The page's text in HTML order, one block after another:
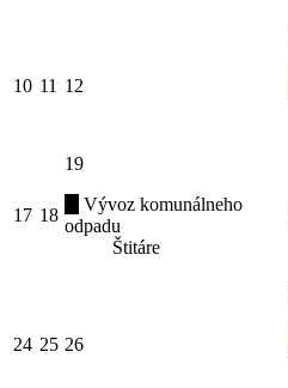
10 11 12
17 18
19
Vývoz komunálneho
odpadu
Štitáre
24 25 26